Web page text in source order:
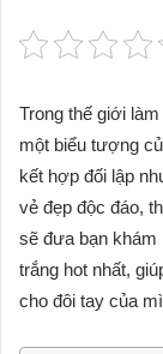
Trong thế giới làm
một biểu tượng
kết hợp đối lập
vẻ đẹp độc đáo,
sẽ đưa bạn
trắng hot nhất,
cho đôi tay của